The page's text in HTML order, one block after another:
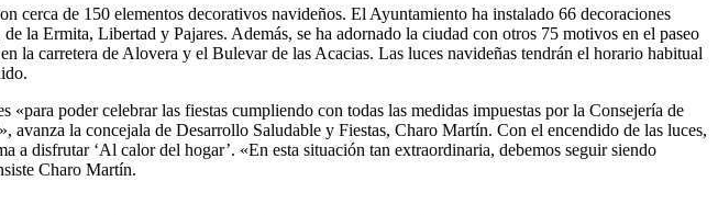
cerca de 150 elementos decorativos navideños. El Ayuntamiento ha instalado 66 decoraciones
la Ermita, Libertad y Pajares. Además, se ha adornado la ciudad con otros 75 motivos en el paseo
la carretera de Alovera y el Bulevar de las Acacias. Las luces navideñas tendrán el horario habitual
poder celebrar las fiestas cumpliendo con todas las medidas impuestas por la Consejería de
la concejala de Desarrollo Saludable y Fiestas, Charo Martín. Con el encendido de las luces,
a disfrutar ‘Al calor del hogar’. «En esta situación tan extraordinaria, debemos seguir siendo
Charo Martín.